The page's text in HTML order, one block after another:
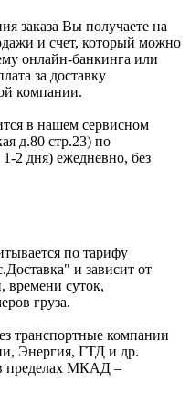
заказа Вы получаете на
и счет, который можно
онлайн-банкинга или
за доставку
компании.
в нашем сервисном
д.80 стр.23) по
2 дня) ежедневно, без
по тарифу
и зависит от
времени суток,
груза.
транспортные компании
Энергия, ГТД и др.
пределах МКАД –